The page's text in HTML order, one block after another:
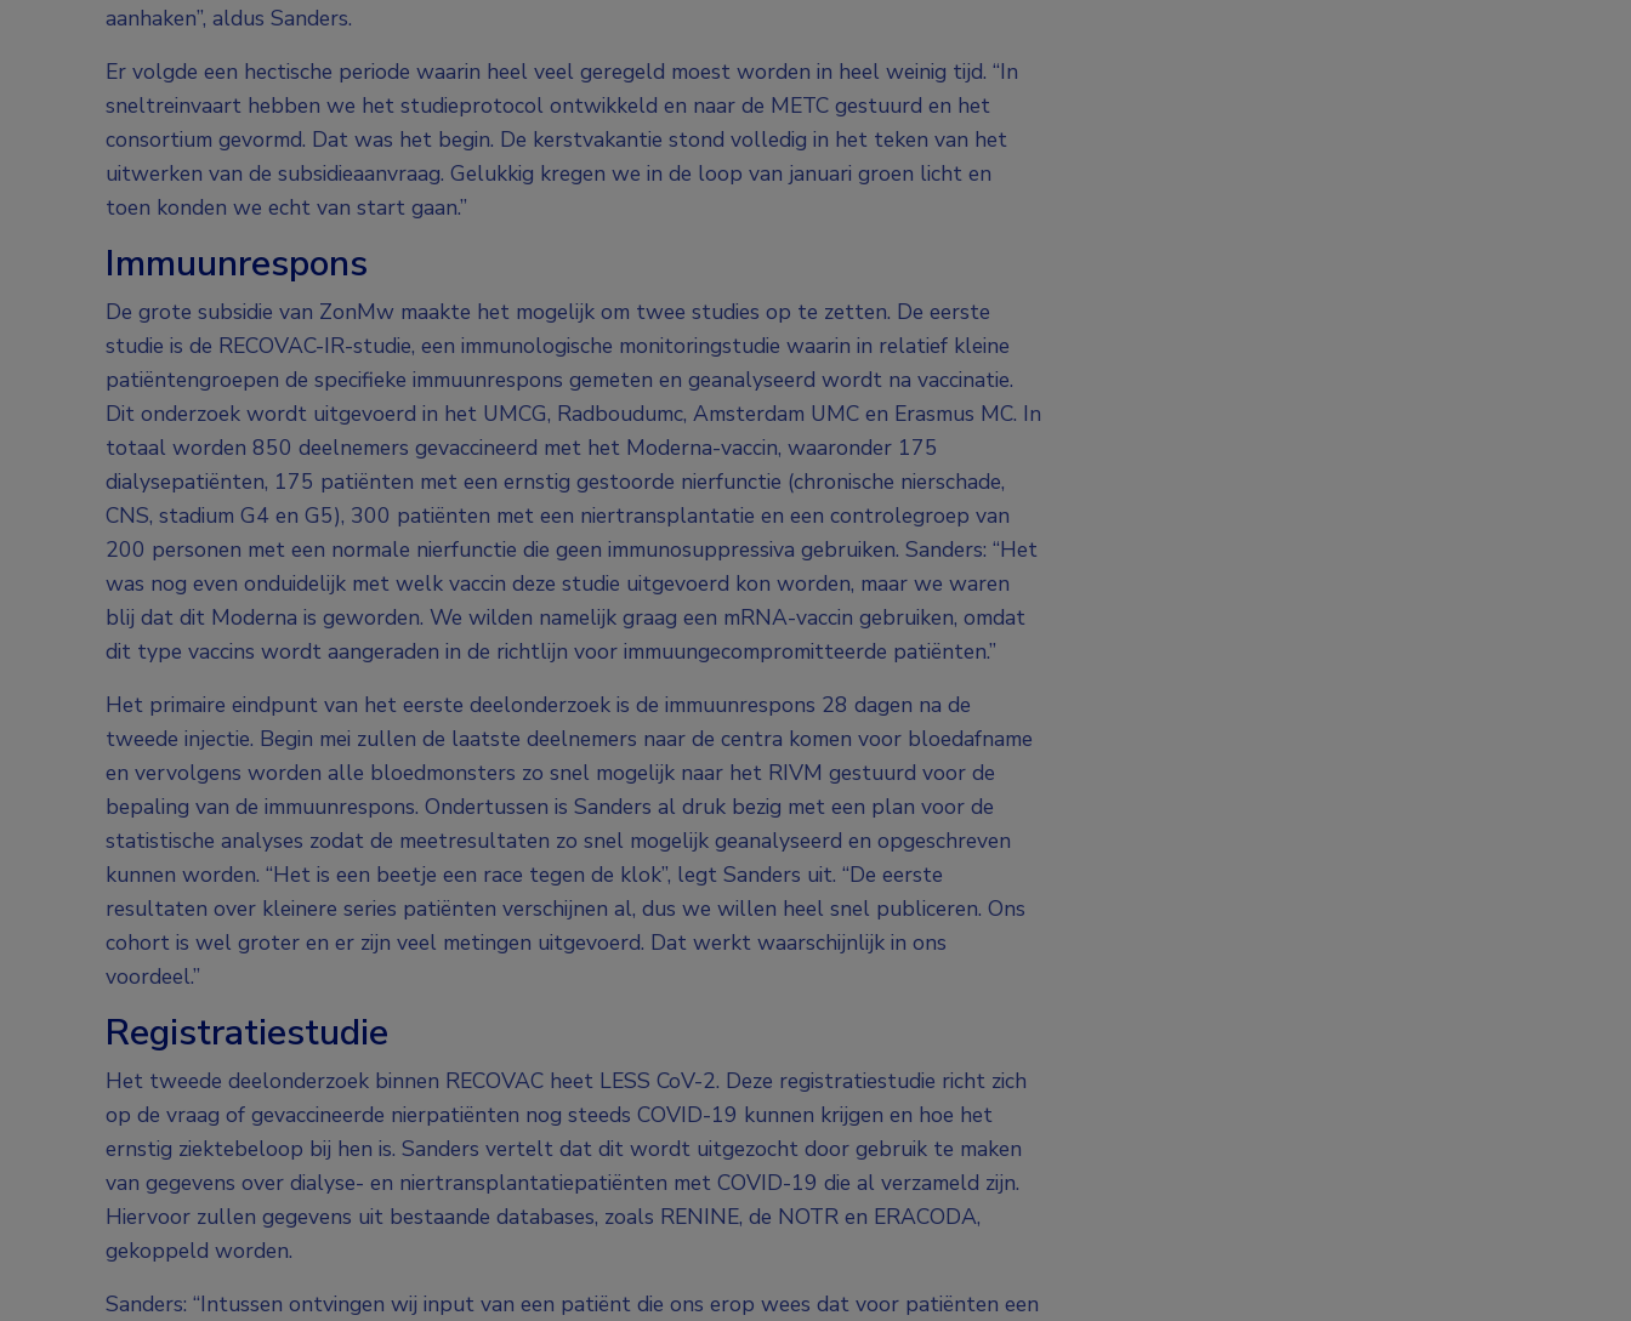
aanhaken”, aldus Sanders.
Er volgde een hectische periode waarin heel veel geregeld moest worden in heel weinig tijd. “In
sneltreinvaart hebben we het studieprotocol ontwikkeld en naar de METC gestuurd en het
consortium gevormd. Dat was het begin. De kerstvakantie stond volledig in het teken van het
uitwerken van de subsidieaanvraag. Gelukkig kregen we in de loop van januari groen licht en
toen konden we echt van start gaan.”
Immuunrespons
De grote subsidie van ZonMw maakte het mogelijk om twee studies op te zetten. De eerste
studie is de RECOVAC-IR-studie, een immunologische monitoringstudie waarin in relatief kleine
patiëntengroepen de specifieke immuunrespons gemeten en geanalyseerd wordt na vaccinatie.
Dit onderzoek wordt uitgevoerd in het UMCG, Radboudumc, Amsterdam UMC en Erasmus MC. In
totaal worden 850 deelnemers gevaccineerd met het Moderna-vaccin, waaronder 175
dialysepatiënten, 175 patiënten met een ernstig gestoorde nierfunctie (chronische nierschade,
CNS, stadium G4 en G5), 300 patiënten met een niertransplantatie en een controlegroep van
200 personen met een normale nierfunctie die geen immunosuppressiva gebruiken. Sanders: “Het
was nog even onduidelijk met welk vaccin deze studie uitgevoerd kon worden, maar we waren
blij dat dit Moderna is geworden. We wilden namelijk graag een mRNA-vaccin gebruiken, omdat
dit type vaccins wordt aangeraden in de richtlijn voor immuungecompromitteerde patiënten.”
Het primaire eindpunt van het eerste deelonderzoek is de immuunrespons 28 dagen na de
tweede injectie. Begin mei zullen de laatste deelnemers naar de centra komen voor bloedafname
en vervolgens worden alle bloedmonsters zo snel mogelijk naar het RIVM gestuurd voor de
bepaling van de immuunrespons. Ondertussen is Sanders al druk bezig met een plan voor de
statistische analyses zodat de meetresultaten zo snel mogelijk geanalyseerd en opgeschreven
kunnen worden. “Het is een beetje een race tegen de klok”, legt Sanders uit. “De eerste
resultaten over kleinere series patiënten verschijnen al, dus we willen heel snel publiceren. Ons
cohort is wel groter en er zijn veel metingen uitgevoerd. Dat werkt waarschijnlijk in ons
voordeel.”
Registratiestudie
Het tweede deelonderzoek binnen RECOVAC heet LESS CoV-2. Deze registratiestudie richt zich
op de vraag of gevaccineerde nierpatiënten nog steeds COVID-19 kunnen krijgen en hoe het
ernstig ziektebeloop bij hen is. Sanders vertelt dat dit wordt uitgezocht door gebruik te maken
van gegevens over dialyse- en niertransplantatiepatiënten met COVID-19 die al verzameld zijn.
Hiervoor zullen gegevens uit bestaande databases, zoals RENINE, de NOTR en ERACODA,
gekoppeld worden.
Sanders: “Intussen ontvingen wij input van een patiënt die ons erop wees dat voor patiënten een